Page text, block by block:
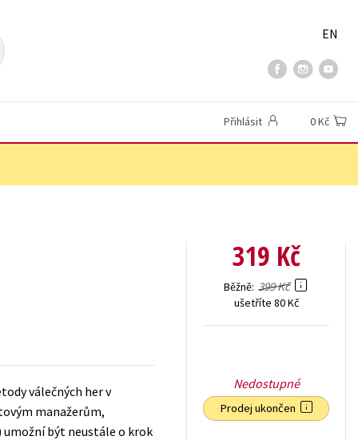
EN
Přihlásit 0 Kč
válečných her v
manažerům,
být neustále o krok
319 Kč
Běžně 399 Kč
ušetříte 80 Kč
Nedostupné
Prodej ukončen